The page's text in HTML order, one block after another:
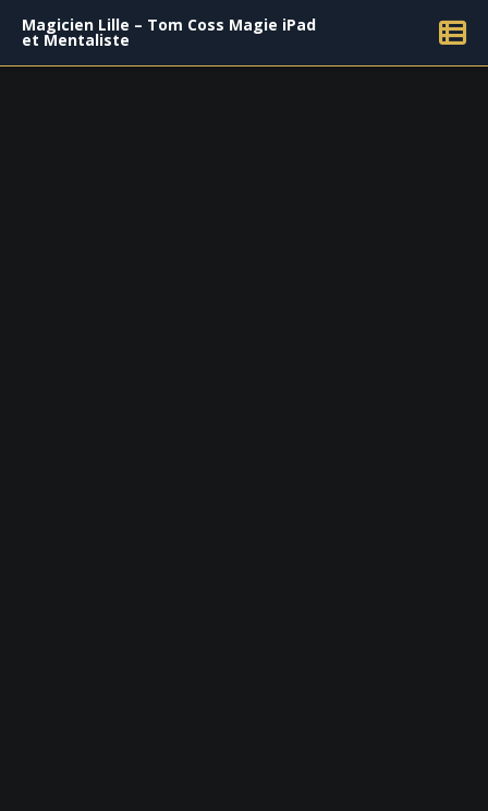
Magicien Lille – Tom Coss Magie iPad
et Mentaliste